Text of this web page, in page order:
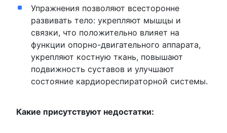
Упражнения позволяют всесторонне
развивать тело: укрепляют мышцы и
связки, что положительно влияет на
функции опорно-двигательного аппарата,
укрепляют костную ткань, повышают
подвижность суставов и улучшают
состояние кардиореспираторной системы.
Какие присутствуют недостатки: